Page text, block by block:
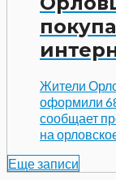
Жители
оформили
сообщает
на
Еще записи